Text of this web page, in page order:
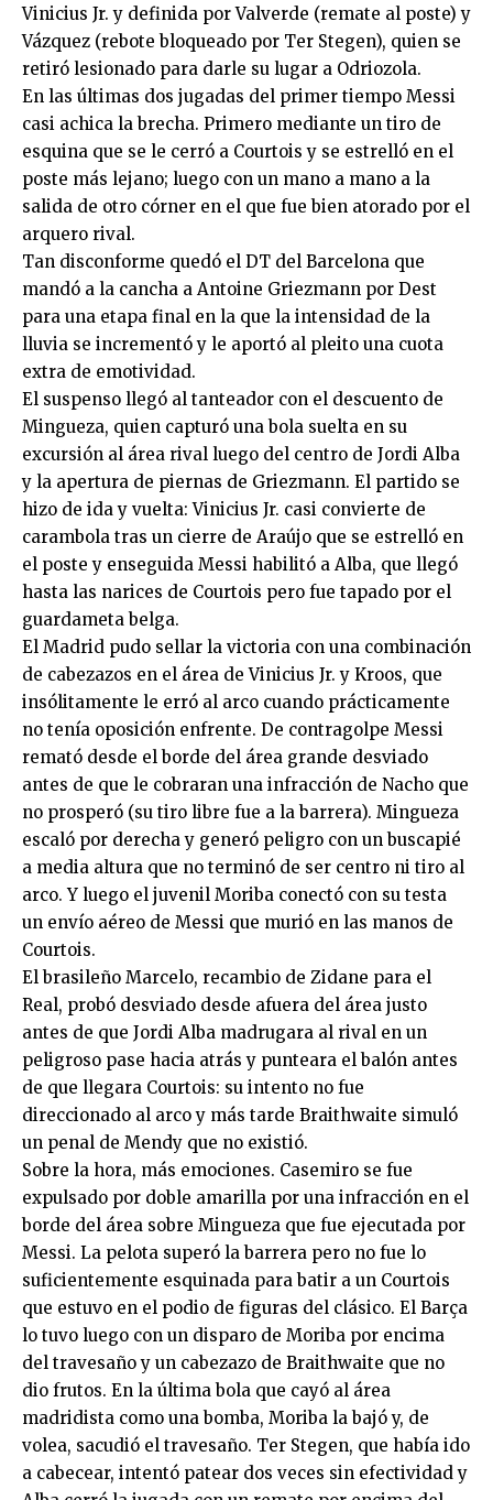
Vinicius Jr. y definida por Valverde (remate al poste) y
Vázquez (rebote bloqueado por Ter Stegen), quien se
retiró lesionado para darle su lugar a Odriozola.
En las últimas dos jugadas del primer tiempo Messi
casi achica la brecha. Primero mediante un tiro de
esquina que se le cerró a Courtois y se estrelló en el
poste más lejano; luego con un mano a mano a la
salida de otro córner en el que fue bien atorado por el
arquero rival.
Tan disconforme quedó el DT del Barcelona que
mandó a la cancha a Antoine Griezmann por Dest
para una etapa final en la que la intensidad de la
lluvia se incrementó y le aportó al pleito una cuota
extra de emotividad.
El suspenso llegó al tanteador con el descuento de
Mingueza, quien capturó una bola suelta en su
excursión al área rival luego del centro de Jordi Alba
y la apertura de piernas de Griezmann. El partido se
hizo de ida y vuelta: Vinicius Jr. casi convierte de
carambola tras un cierre de Araújo que se estrelló en
el poste y enseguida Messi habilitó a Alba, que llegó
hasta las narices de Courtois pero fue tapado por el
guardameta belga.
El Madrid pudo sellar la victoria con una combinación
de cabezazos en el área de Vinicius Jr. y Kroos, que
insólitamente le erró al arco cuando prácticamente
no tenía oposición enfrente. De contragolpe Messi
remató desde el borde del área grande desviado
antes de que le cobraran una infracción de Nacho que
no prosperó (su tiro libre fue a la barrera). Mingueza
escaló por derecha y generó peligro con un buscapié
a media altura que no terminó de ser centro ni tiro al
arco. Y luego el juvenil Moriba conectó con su testa
un envío aéreo de Messi que murió en las manos de
Courtois.
El brasileño Marcelo, recambio de Zidane para el
Real, probó desviado desde afuera del área justo
antes de que Jordi Alba madrugara al rival en un
peligroso pase hacia atrás y punteara el balón antes
de que llegara Courtois: su intento no fue
direccionado al arco y más tarde Braithwaite simuló
un penal de Mendy que no existió.
Sobre la hora, más emociones. Casemiro se fue
expulsado por doble amarilla por una infracción en el
borde del área sobre Mingueza que fue ejecutada por
Messi. La pelota superó la barrera pero no fue lo
suficientemente esquinada para batir a un Courtois
que estuvo en el podio de figuras del clásico. El Barça
lo tuvo luego con un disparo de Moriba por encima
del travesaño y un cabezazo de Braithwaite que no
dio frutos. En la última bola que cayó al área
madridista como una bomba, Moriba la bajó y, de
volea, sacudió el travesaño. Ter Stegen, que había ido
a cabecear, intentó patear dos veces sin efectividad y